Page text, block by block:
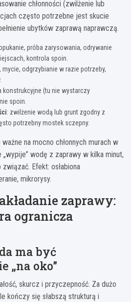
chłonności (zwilżenie lub
często potrzebne jest skucie
ubytków zaprawą naprawczą.
próba zarysowania, odrywanie
kontrola spoin.
mycie, odgrzybianie w razie potrzeby,
konstrukcyjne (tu nie wystarczy
spoin.
: zwilżenie wodą lub grunt zgodny z
potrzebny mostek sczepny.
na mocno chłonnych murach w
„wypije” wodę z zaprawy w kilka minut,
Efekt: osłabiona
mikrorysy.
zaprawy:
ogranicza
ma być
„na oko”
skurcz i przyczepność. Za dużo
kończy się słabszą strukturą i